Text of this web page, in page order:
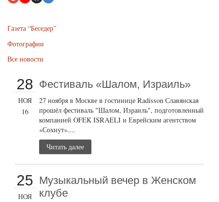
Газета “Беседер”
Фотографии
Все новости
28
НОЯ
16
Фестиваль «Шалом, Израиль»
27 ноября в Москве в гостинице Radisson Славянская
прошёл фестиваль "Шалом, Израиль", подготовленный
компанией OFEK ISRAELI и Еврейским агентством
«Сохнут»....
Читать далее
25
НОЯ
Музыкальный вечер в Женском
клубе